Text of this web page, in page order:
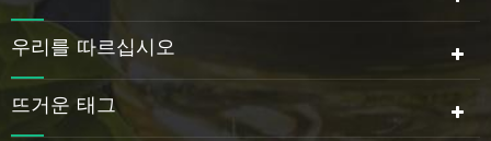
우리를 따르십시오
뜨거운 태그